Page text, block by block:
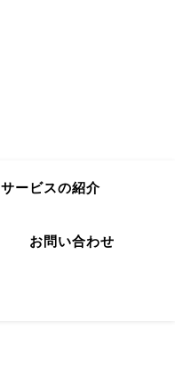
サービスの紹介
お問い合わせ